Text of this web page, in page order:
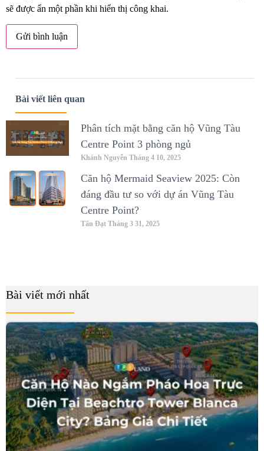
sẽ được ẩn một phần khi hiển thị công khai.
Bài viết liên quan
Phân tích mặt bằng căn hộ Vũng Tàu
Centre Point 3 phòng ngủ
Khánh Nguyễn Tháng 4 10, 2025
Căn hộ Mermaid Seaview 2025: Còn
đáng đầu tư so với dự án Vũng Tàu
Centre Point?
Tấn Đạt Tháng 3 31, 2025
Bài viết mới nhất